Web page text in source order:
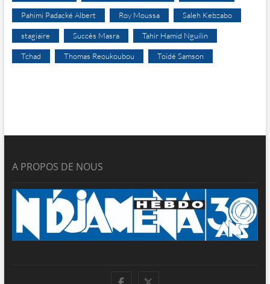
Pahimi Padacké Albert Roy Moussa Saleh Kebzabo
stagiaire Succès Masra Tahir Hamid Nguilin
Tchad Thomas Reoukoubou Toïdé Samson
A PROPOS DE NOUS
facebook